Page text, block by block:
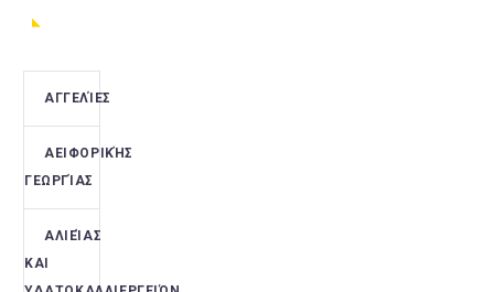
ΑΓΓΕΛΊΕΣ
ΑΕΙΦΟΡΙΚΉΣ
ΓΕΩΡΓΊΑΣ
ΑΛΙΕΊΑΣ
ΚΑΙ